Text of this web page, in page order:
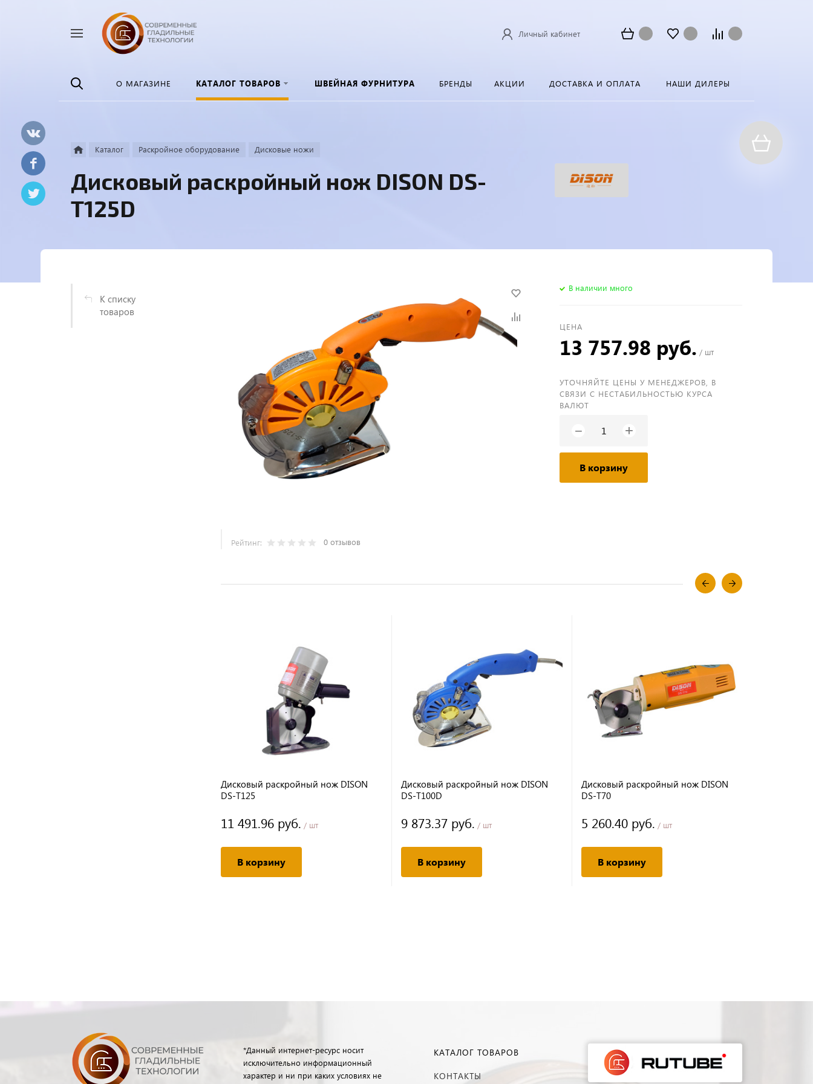
Личный кабинет
О МАГАЗИНЕ КАТАЛОГ ТОВАРОВ ШВЕЙНАЯ ФУРНИТУРА БРЕНДЫ АКЦИИ ДОСТАВКА И ОПЛАТА НАШИ ДИЛЕРЫ
Каталог Раскройное оборудование Дисковые ножи
Дисковый раскройный нож DISON DS-
T125D
К списку
товаров
Рейтинг: 0 отзывов
В наличии много
ЦЕНА
13 757.98 руб. / шт
УТОЧНЯЙТЕ ЦЕНЫ У МЕНЕДЖЕРОВ, В
СВЯЗИ С НЕСТАБИЛЬНОСТЬЮ КУРСА
ВАЛЮТ
− +
В корзину
Дисковый раскройный нож DISON
DS-T125
11 491.96 руб. / шт
В корзину
Дисковый раскройный нож DISON
DS-T100D
9 873.37 руб. / шт
В корзину
Дисковый раскройный нож DISON
DS-T70
5 260.40 руб. / шт
В корзину
*Данный интернет-ресурс носит
исключительно информационный
характер и ни при каких условиях не
КАТАЛОГ ТОВАРОВ
КОНТАКТЫ